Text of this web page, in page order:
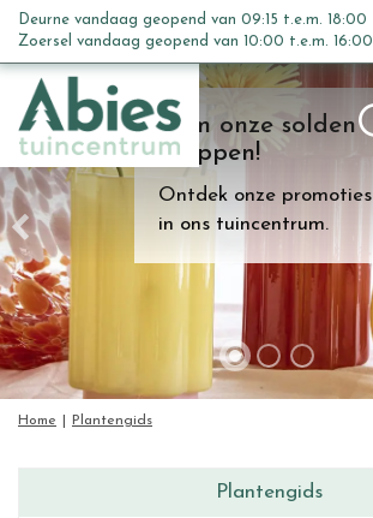
n
c
o
n
t
e
n
t
Kom onze solden
shoppen!
Ontdek onze promoties
in ons tuincentrum.
Nieuw seizoen,
nieuwe energie
voor je interieur.
Laat je inspireren door
kamerplanten van dit
moment.
Home Plantengids
Deurne vandaag geopend van 09:15 t.e.m. 18:00
Zoersel vandaag geopend van 10:00 t.e.m. 16:00
Plantengids